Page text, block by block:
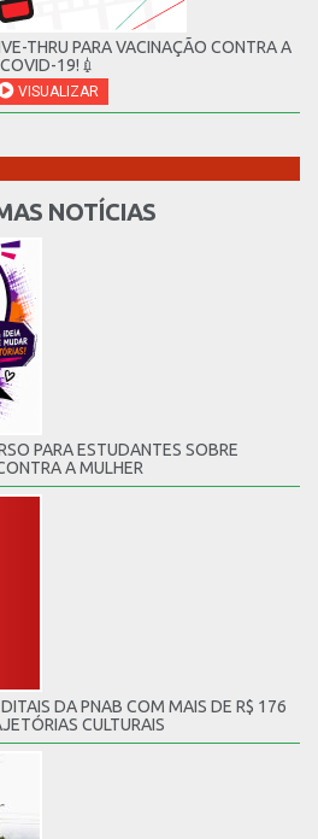
THRU PARA VACINAÇÃO CONTRA A
COVID-19!💉
VISUALIZAR
NOTÍCIAS
PARA ESTUDANTES SOBRE
A MULHER
DA PNAB COM MAIS DE R$ 176
CULTURAIS